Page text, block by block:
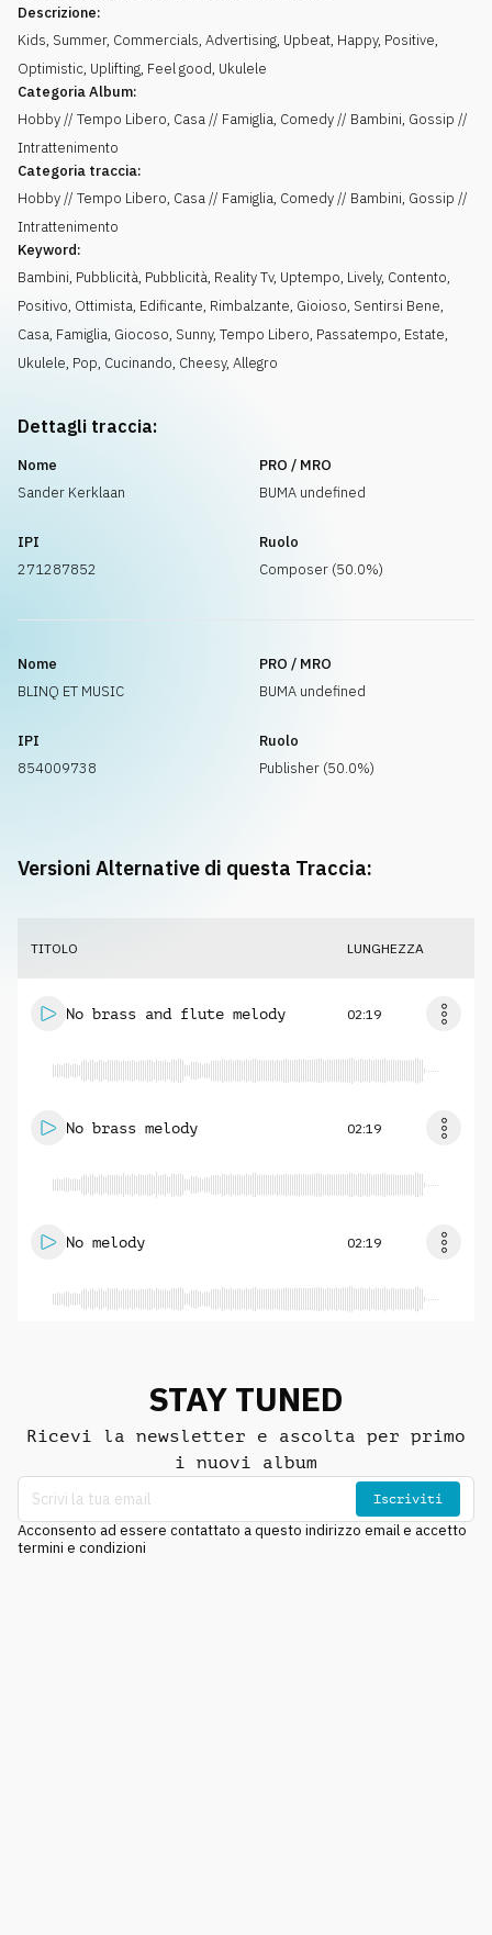
Descrizione:
Kids, Summer, Commercials, Advertising, Upbeat, Happy, Positive,
Optimistic, Uplifting, Feel good, Ukulele
Categoria Album:
Hobby // Tempo Libero, Casa // Famiglia, Comedy // Bambini, Gossip //
Intrattenimento
Categoria traccia:
Hobby // Tempo Libero, Casa // Famiglia, Comedy // Bambini, Gossip //
Intrattenimento
Keyword:
Bambini, Pubblicità, Pubblicità, Reality Tv, Uptempo, Lively, Contento,
Positivo, Ottimista, Edificante, Rimbalzante, Gioioso, Sentirsi Bene,
Casa, Famiglia, Giocoso, Sunny, Tempo Libero, Passatempo, Estate,
Ukulele, Pop, Cucinando, Cheesy, Allegro
Dettagli traccia:
Nome
Sander Kerklaan
PRO / MRO
BUMA undefined
IPI
271287852
Ruolo
Composer (50.0%)
Nome
BLINQ ET MUSIC
PRO / MRO
BUMA undefined
IPI
854009738
Ruolo
Publisher (50.0%)
Versioni Alternative di questa Traccia:
TITOLO LUNGHEZZA
No brass and flute melody 02:19
No brass melody 02:19
No melody 02:19
STAY TUNED
Ricevi la newsletter e ascolta per primo
i nuovi album
Iscriviti
Acconsento ad essere contattato a questo indirizzo email e accetto
termini e condizioni